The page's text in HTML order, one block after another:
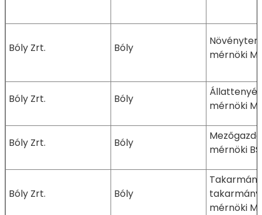
Bóly Zrt. Bóly
mérnöki
Bóly Zrt. Bóly
mérnöki
Bóly Zrt. Bóly
mérnöki
Bóly Zrt. Bóly
mérnöki